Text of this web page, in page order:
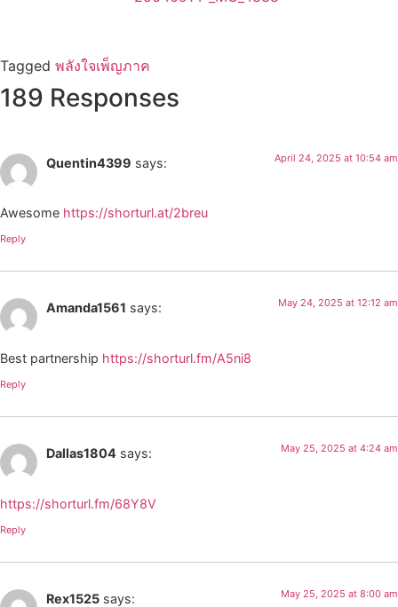
Tagged พลังใจเพ็ญภาค
189 Responses
Quentin4399 says: April 24, 2025 at 10:54 am
Awesome https://shorturl.at/2breu
Reply
Amanda1561 says: May 24, 2025 at 12:12 am
Best partnership https://shorturl.fm/A5ni8
Reply
Dallas1804 says: May 25, 2025 at 4:24 am
https://shorturl.fm/68Y8V
Reply
Rex1525 says: May 25, 2025 at 8:00 am